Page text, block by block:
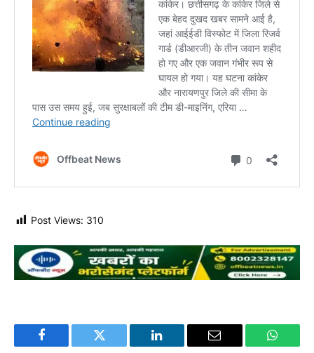
Post Views: 310
Facebook Twitter LinkedIn Email